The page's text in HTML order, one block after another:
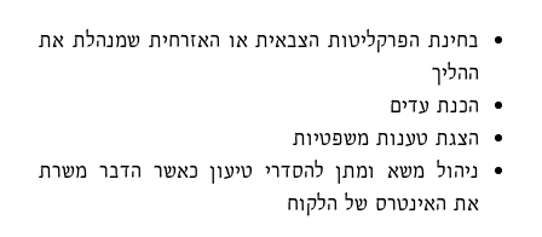
בחינת הפרקליטות הצבאית או האזרחית שמנהלת את
ההליך
הכנת עדים
הצגת טענות משפטיות
ניהול משא ומתן להסדרי טיעון כאשר הדבר משרת
את האינטרס של הלקוח